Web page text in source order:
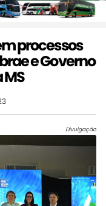
processos
e Governo
Divulgação